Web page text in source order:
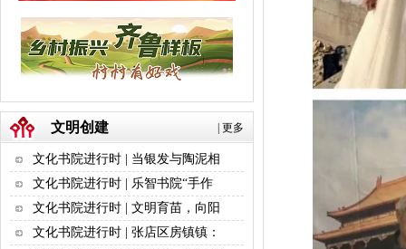
更多
文明创建
文化书院进行时 | 当银发与陶泥相
文化书院进行时 | 乐智书院“手作
文化书院进行时 | 文明育苗，向阳
文化书院进行时 | 张店区房镇镇：